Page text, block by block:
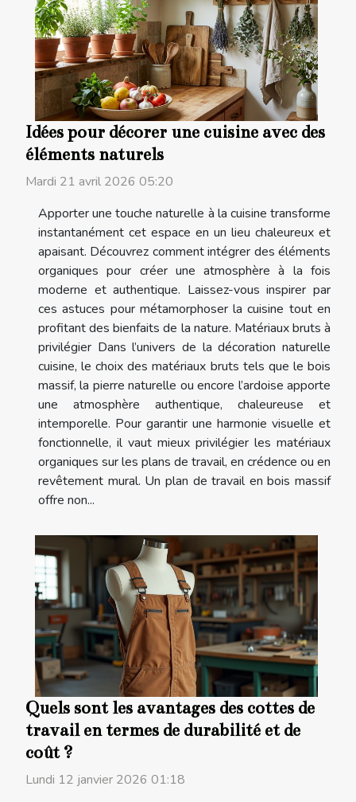
Idées pour décorer une cuisine avec des
éléments naturels
Mardi 21 avril 2026 05:20
Apporter une touche naturelle à la cuisine transforme
instantanément cet espace en un lieu chaleureux et
apaisant. Découvrez comment intégrer des éléments
organiques pour créer une atmosphère à la fois
moderne et authentique. Laissez-vous inspirer par
ces astuces pour métamorphoser la cuisine tout en
profitant des bienfaits de la nature. Matériaux bruts à
privilégier Dans l’univers de la décoration naturelle
cuisine, le choix des matériaux bruts tels que le bois
massif, la pierre naturelle ou encore l’ardoise apporte
une atmosphère authentique, chaleureuse et
intemporelle. Pour garantir une harmonie visuelle et
fonctionnelle, il vaut mieux privilégier les matériaux
organiques sur les plans de travail, en crédence ou en
revêtement mural. Un plan de travail en bois massif
offre non...
Quels sont les avantages des cottes de
travail en termes de durabilité et de
coût ?
Lundi 12 janvier 2026 01:18